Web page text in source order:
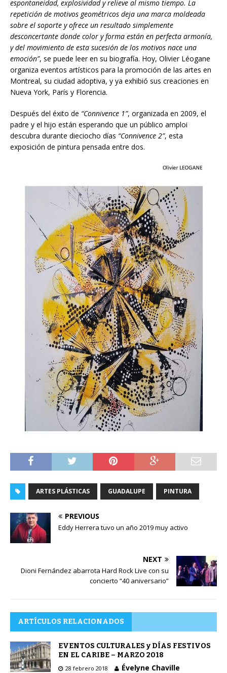
espontaneidad, explosividad yrelieve al mismo tiempo. La
repetición de motivos geométricos deja una marca moldeada
sobre el soporte y ofrece un resultado simplemente
desconcertante donde color y forma están en perfecta armonía,
y del movimiento de esta sucesión de los motivos nace una
emoción”, se puede leer en su biografía. Hoy, Olivier Léogane
organiza eventos artísticos para la promoción de las artes en
Montreal, su ciudad adoptiva, y ya exhibió sus creaciones en
Nueva York, París y Florencia.
Después del éxito de “Connivence 1”, organizada en 2009, el
padre y el hijo están esperando que un público amploi
descubra durante dieciocho días “Connivence 2”, esta
exposición de pintura pensada entre dos.
ARTES PLÁSTICAS GUADALUPE PINTURA
PREVIOUS
Eddy Herrera tuvo un año 2019 muy activo
NEXT
Dioni Fernández abarrota Hard Rock Live con su
concierto “40 aniversario”
ARTÍCULOS RELACIONADOS
EVENTOS CULTURALES y DÍAS FESTIVOS
EN EL CARIBE – MARZO 2018
28 febrero 2018 Évelyne Chaville